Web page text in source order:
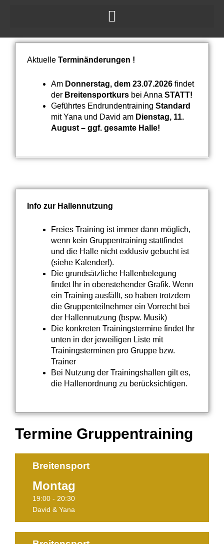
Aktuelle Terminänderungen !
Am Donnerstag, dem 23.07.2026 findet
der Breitensportkurs bei Anna STATT!
Geführtes Endrundentraining Standard
mit Yana und David am Dienstag, 11.
August – ggf. gesamte Halle!
Info zur Hallennutzung
Freies Training ist immer dann möglich,
wenn kein Gruppentraining stattfindet
und die Halle nicht exklusiv gebucht ist
(siehe Kalender!).
Die grundsätzliche Hallenbelegung
findet Ihr in obenstehender Grafik. Wenn
ein Training ausfällt, so haben trotzdem
die Gruppenteilnehmer ein Vorrecht bei
der Hallennutzung (bspw. Musik)
Die konkreten Trainingstermine findet Ihr
unten in der jeweiligen Liste mit
Trainingsterminen pro Gruppe bzw.
Trainer
Bei Nutzung der Trainingshallen gilt es,
die Hallenordnung zu berücksichtigen.
Termine Gruppentraining
Breitensport
Montag
19:00 - 20:30
David & Yana